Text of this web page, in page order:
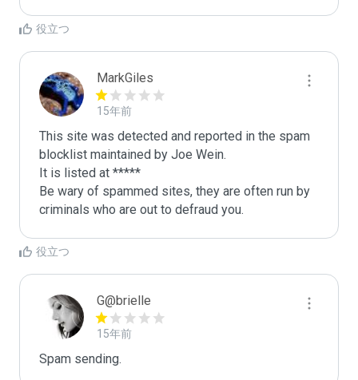
役立つ
MarkGiles
15年前
This site was detected and reported in the spam
blocklist maintained by Joe Wein.
It is listed at *****
Be wary of spammed sites, they are often run by
criminals who are out to defraud you.
役立つ
G@brielle
15年前
Spam sending.